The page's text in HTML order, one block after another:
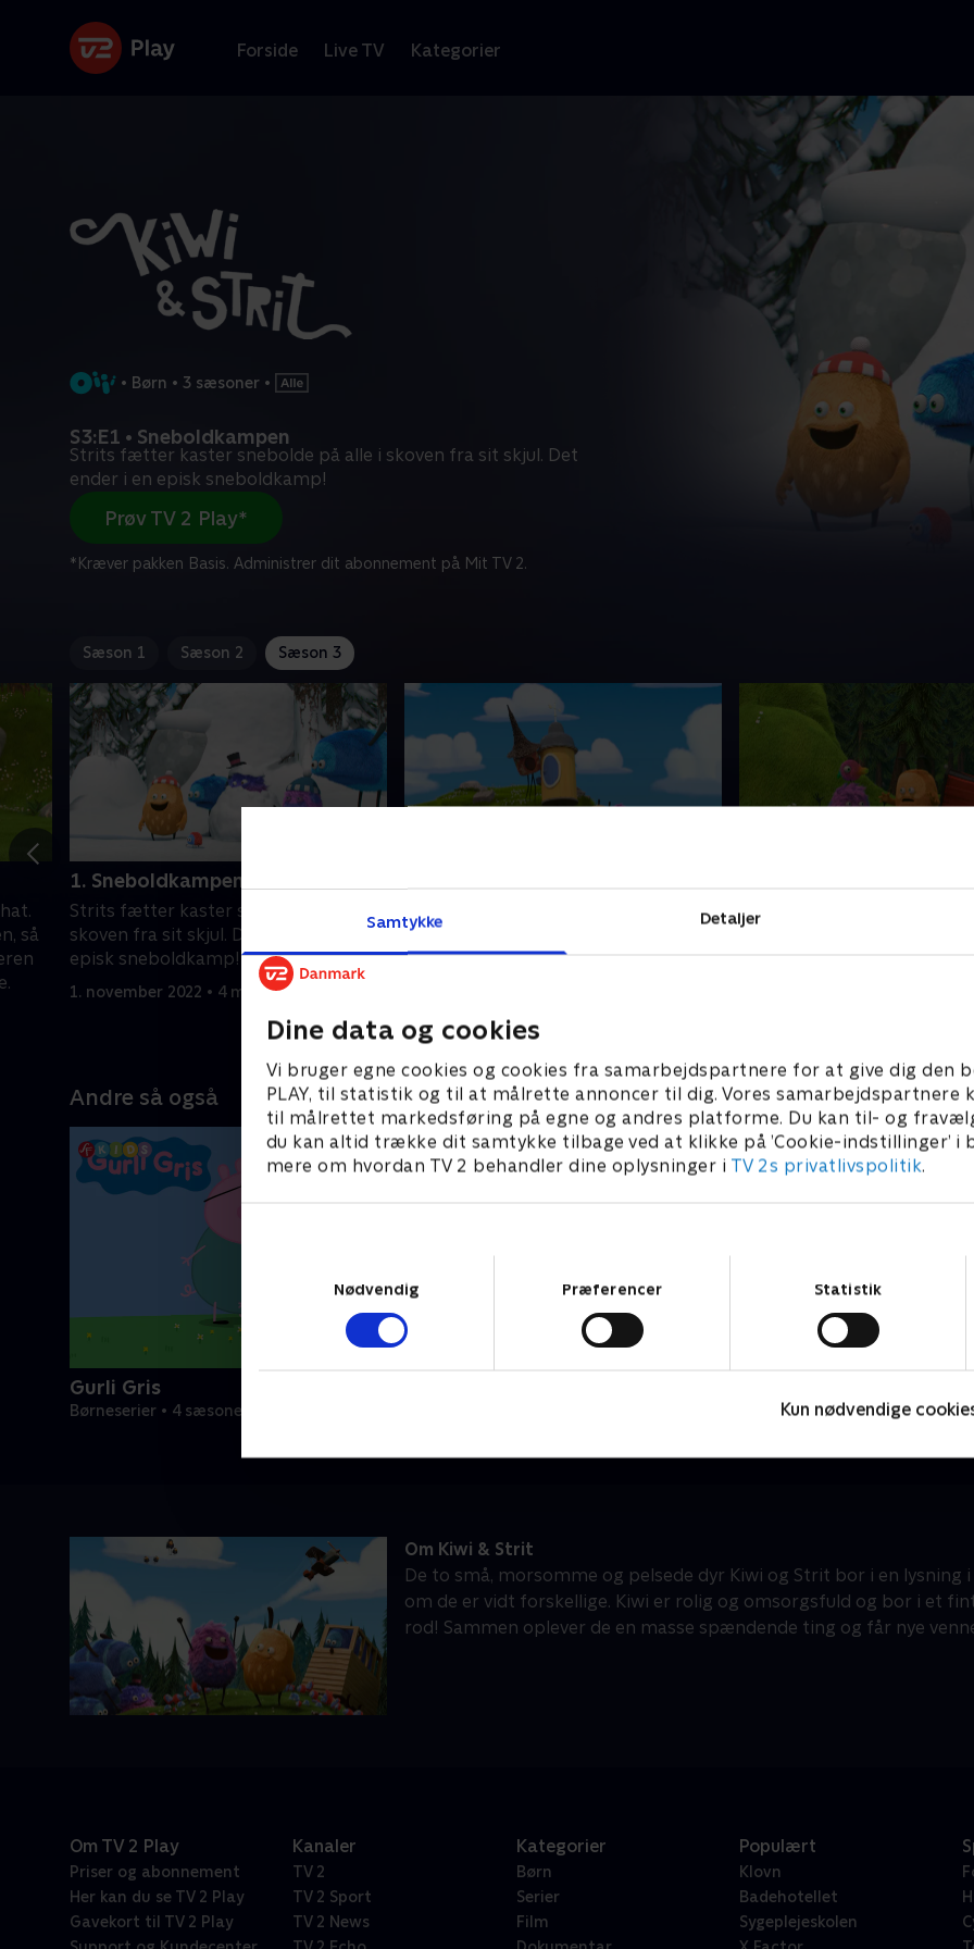
Samtykke Detaljer
Dine data og cookies
Vi bruger egne cookies og cookies fra samarbejdspartnere for at give dig den
PLAY, til statistik og til at målrette annoncer til dig. Vores samarbejdspartnere
til målrettet markedsføring på egne og andres platforme. Du kan til- og
du kan altid trække dit samtykke tilbage ved at klikke på ’Cookie-indstillinger’ i
mere om hvordan TV 2 behandler dine oplysninger i TV 2s privatlivspolitik.
Nødvendig
Præferencer Statistik
Kun nødvendige
Forside Live TV Kategorier
• Børn • 3 sæsoner •
S3:E1 • Sneboldkampen
Strits fætter kaster snebolde på alle i skoven fra sit skjul. Det
ender i en episk sneboldkamp!
Prøv TV 2 Play*
*Kræver pakken Basis. Administrer dit abonnement på Mit TV 2.
Sæson 1 Sæson 2 Sæson 3
så
1. Sneboldkampen
Strits fætter kaster snebolde på alle i
skoven fra sit skjul. Det ender i en
episk sneboldkamp!
1. november 2022 • 4 min
Kampesten med ben begynder at
fylde skovlysningen, hvor Kiwi og Strit
bor. Strit låner heksens tryllestav for
1. november 2022 • 4 min
Strit finder en dragebaby
Andre så også
Gurli Gris
Børneserier • 4 sæsoner
Om Kiwi & Strit
De to små, morsomme og pelsede dyr Kiwi og Strit bor i en lysning i
om de er vidt forskellige. Kiwi er rolig og omsorgsfuld og bor i et
rod! Sammen oplever de en masse spændende ting og får nye
Om TV 2 Play
Priser og abonnement
Her kan du se TV 2 Play
Gavekort til TV 2 Play
Kanaler
TV 2
TV 2 Sport
TV 2 News
Kategorier
Børn
Serier
Film
Populært
Klovn
Badehotellet
Sygeplejeskolen